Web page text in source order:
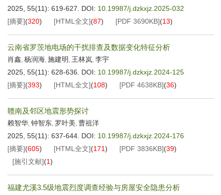
2025, 55(11): 619-627.
DOI: 10.19987/j.dzkxjz.2025-032
[摘要](320) [HTML全文](87) [PDF 3690KB](13)
云南省罗茨地电场的干扰排查及数据变化特征分析
肖鑫, 杨润海, 施建明 , 王林岚, 李宇
2025, 55(11): 628-636.
DOI: 10.19987/j.dzkxjz.2024-125
[摘要](393) [HTML全文](108) [PDF 4638KB](36)
赣南及邻区地震形势探讨
赖智华, 钟智东, 罗叶美, 曹祖洋
2025, 55(11): 637-644. DOI: 10.19987/j.dzkxjz.2024-176
[摘要](605) [HTML全文](171) [PDF 3836KB](39)
[施引文献](1)
福建尤溪3.5级地震烈度调查经验与房屋安全隐患分析